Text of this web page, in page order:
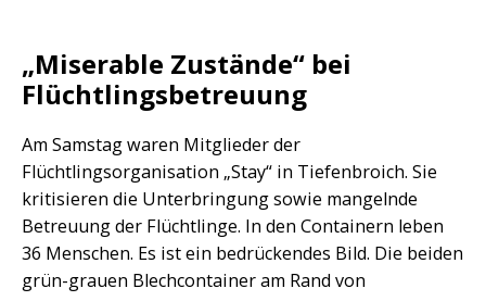
„Miserable Zustände“ bei
Flüchtlingsbetreuung
Am Samstag waren Mitglieder der
Flüchtlingsorganisation „Stay“ in Tiefenbroich. Sie
kritisieren die Unterbringung sowie mangelnde
Betreuung der Flüchtlinge. In den Containern leben
36 Menschen. Es ist ein bedrückendes Bild. Die beiden
grün-grauen Blechcontainer am Rand von